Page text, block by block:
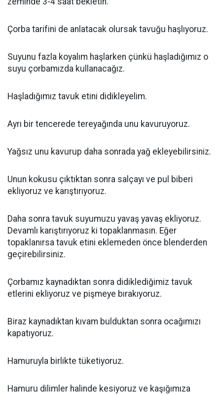
Çorba tarifini de anlatacak olursak tavuğu haşlıyoruz.
Suyunu fazla koyalım haşlarken çünkü haşladığımız o
suyu çorbamızda kullanacağız.
Haşladığımız tavuk etini didikleyelim.
Ayrı bir tencerede tereyağında unu kavuruyoruz.
Yağsız unu kavurup daha sonrada yağ ekleyebilirsiniz.
Unun kokusu çıktıktan sonra salçayı ve pul biberi
ekliyoruz ve karıştırıyoruz.
Daha sonra tavuk suyumuzu yavaş yavaş ekliyoruz.
Devamlı karıştırıyoruz ki topaklanmasın. Eğer
topaklanırsa tavuk etini eklemeden önce blenderden
geçirebilirsiniz.
Çorbamız kaynadıktan sonra didiklediğimiz tavuk
etlerini ekliyoruz ve pişmeye bırakıyoruz.
Biraz kaynadıktan kıvam bulduktan sonra ocağımızı
kapatıyoruz.
Hamuruyla birlikte tüketiyoruz.
Hamuru dilimler halinde kesiyoruz ve kaşığımıza